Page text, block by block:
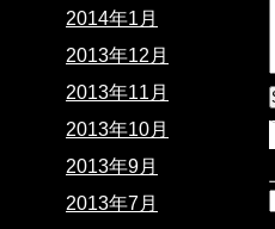
2014年1月
2013年12月
2013年11月
2013年10月
2013年9月
2013年7月